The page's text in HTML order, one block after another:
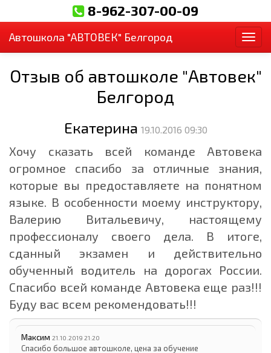
8-962-307-00-09
Автошкола "АВТОВЕК" Белгород
Отзыв об автошколе "Автовек"
Белгород
Екатерина 19.10.2016 09:30
Хочу сказать всей команде Автовека
огромное спасибо за отличные знания,
которые вы предоставляете на понятном
языке. В особенности моему инструктору,
Валерию Витальевичу, настоящему
профессионалу своего дела. В итоге,
сданный экзамен и действительно
обученный водитель на дорогах России.
Спасибо всей команде Автовека еще раз!!!
Буду вас всем рекомендовать!!!
Максим 21.10.2019 21:20
Спасибо большое автошколе, цена за обучение